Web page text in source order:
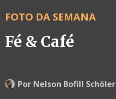
FOTO DA SEMANA
Fé & Café
Por Nelson Bofill Schöler